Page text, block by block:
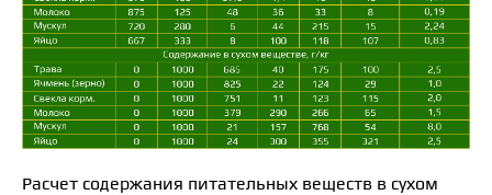
Расчет содержания питательных веществ в сухом